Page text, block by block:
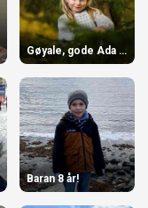
Gøyale, gode Ada vår!
Baran 8 år!